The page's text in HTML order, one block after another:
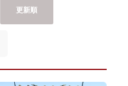
更新順